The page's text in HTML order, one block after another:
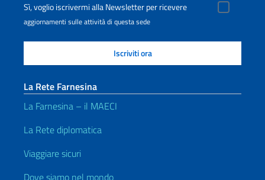
Sì, voglio iscrivermi alla Newsletter per ricevere
aggiornamenti sulle attività di questa sede
La Rete Farnesina
La Farnesina – il MAECI
La Rete diplomatica
Viaggiare sicuri
Dove siamo nel mondo